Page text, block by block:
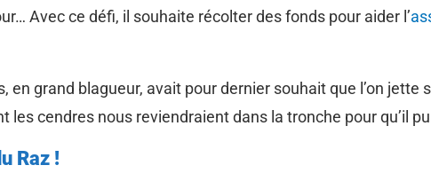
Avec ce défi, il souhaite récolter des fonds pour aider l’
en grand blagueur, avait pour dernier souhait que l’on
les cendres nous reviendraient dans la tronche pour qu’il
Raz !